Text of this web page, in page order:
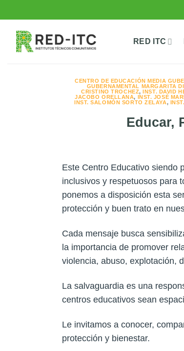
al
contenido
RED ITC
CENTRO DE EDUCACIÓN MEDIA
GUBERNAMENTAL MARGARITA
CRISTINO TROCHEZ,INST. DAVID
JACOBO ORELLANA, INST. JOSÉ
INST. SALOMÓN SORTO ZELAYA,
Educar,
Este Centro Educativo siendo
inclusivos y respetuosos para
ponemos a disposición esta
protección y buen trato en
Cada mensaje busca
la importancia de promover
violencia, abuso, explotación,
La salvaguardia es una
centros educativos sean
Le invitamos a conocer,
protección y bienestar.